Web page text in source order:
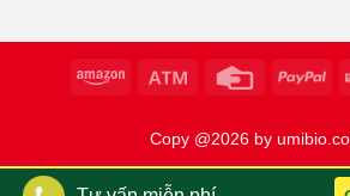
Copy @2026 by